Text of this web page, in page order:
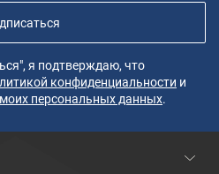
я подтверждаю, что
конфиденциальности и
персональных данных.